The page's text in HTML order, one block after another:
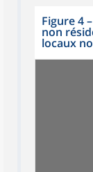
Figure 4–
non
locaux